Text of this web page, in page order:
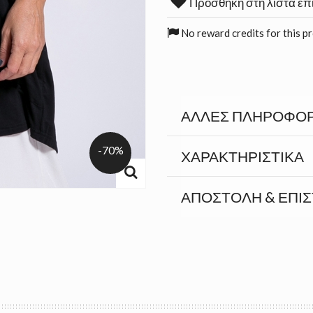
-70%
No reward credits for this
ΆΛΛΕΣ
ΧΑΡΑΚΤΗΡΙΣΤΙΚΆ
ΑΠΟΣΤΟΛΉ &